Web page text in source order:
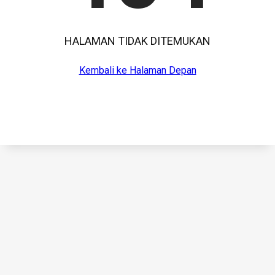
HALAMAN TIDAK DITEMUKAN
Kembali ke Halaman Depan